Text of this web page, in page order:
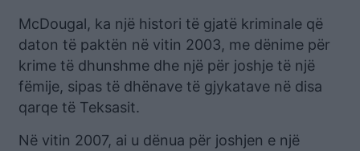
McDougal, ka një histori të gjatë kriminale që
daton të paktën në vitin 2003, me dënime për
krime të dhunshme dhe një për joshje të një
fëmije, sipas të dhënave të gjykatave në disa
qarqe të Teksasit.
Në vitin 2007, ai u dënua për joshjen e një